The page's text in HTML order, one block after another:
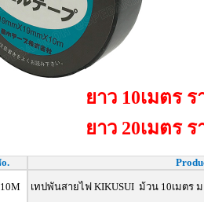
ยาว 10เมตร
ยาว 20เมตร
เทปพันสายไฟ KIKUSUI ม้วน 10เมตร